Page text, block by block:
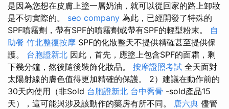
是因為您想在皮膚上塗一層奶油，就可以從回家的路上卸妝
是不切實際的。 seo company 為此，已經開發了特殊的
SPF噴霧劑，帶有SPF的噴霧劑或帶有SPF的輕型粉末。 自
助餐 竹北整復按摩 SPF的化妝整天不提供精確甚至提供保
護。 台胞證新北 因此，首先，應塗上包含SPF的面霜，剩
下幾分鐘，然後隨後裝飾化妝品。 按摩證照考試 全天面對
太陽射線的膚色值得更加精確的保護。 2）建議在動作前的
30天內使用（非Sold 台胞證新北 台中喬骨 -sold產品15
天），這可能與涉及該動作的藥房有所不同。 唐六典 儘管